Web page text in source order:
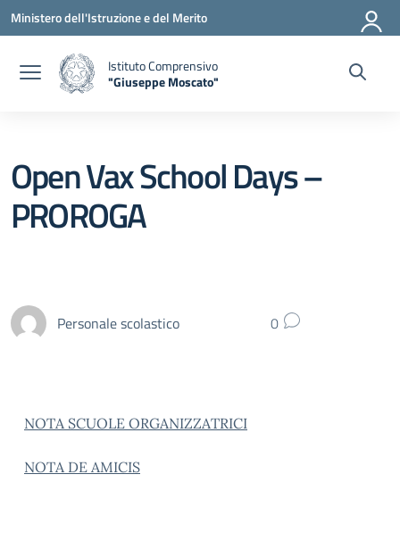
Vai ai contenuti
Vai al menu di navigazione
Vai al footer
Ministero dell'Istruzione e del Merito
Istituto Comprensivo
"Giuseppe Moscato"
Open Vax School Days –
PROROGA
Personale scolastico 0
NOTA SCUOLE ORGANIZZATRICI
NOTA DE AMICIS